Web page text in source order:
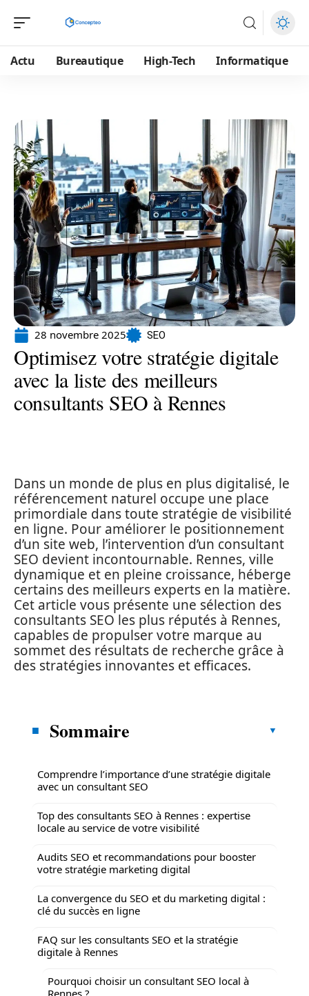
Actu Bureautique High-Tech Informatique
28 novembre 2025 SEO
Optimisez votre stratégie digitale
avec la liste des meilleurs
consultants SEO à Rennes
Dans un monde de plus en plus digitalisé, le
référencement naturel occupe une place
primordiale dans toute stratégie de visibilité
en ligne. Pour améliorer le positionnement
d’un site web, l’intervention d’un consultant
SEO devient incontournable. Rennes, ville
dynamique et en pleine croissance, héberge
certains des meilleurs experts en la matière.
Cet article vous présente une sélection des
consultants SEO les plus réputés à Rennes,
capables de propulser votre marque au
sommet des résultats de recherche grâce à
des stratégies innovantes et efficaces.
Sommaire
Comprendre l’importance d’une stratégie digitale
avec un consultant SEO
Top des consultants SEO à Rennes : expertise
locale au service de votre visibilité
Audits SEO et recommandations pour booster
votre stratégie marketing digital
La convergence du SEO et du marketing digital :
clé du succès en ligne
FAQ sur les consultants SEO et la stratégie
digitale à Rennes
Pourquoi choisir un consultant SEO local à
Rennes ?